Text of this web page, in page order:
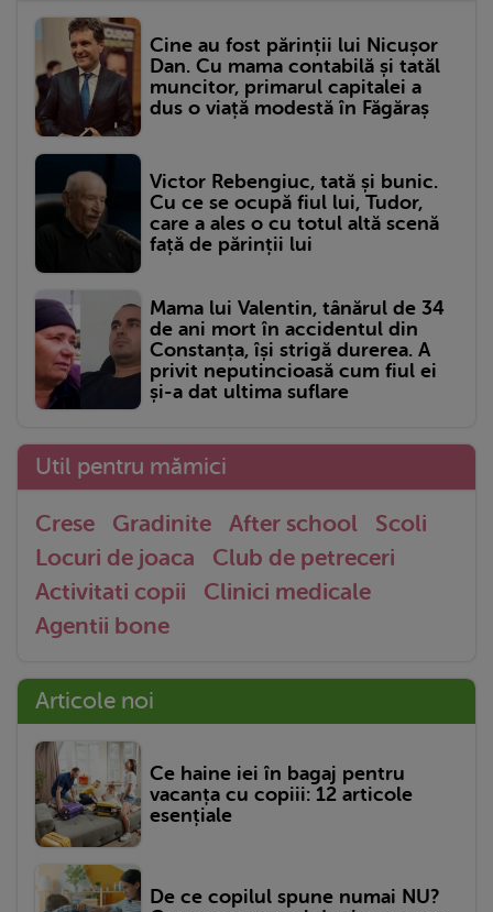
Cine au fost părinții lui Nicușor
Dan. Cu mama contabilă și tatăl
muncitor, primarul capitalei a
dus o viață modestă în Făgăraș
Victor Rebengiuc, tată și bunic.
Cu ce se ocupă fiul lui, Tudor,
care a ales o cu totul altă scenă
față de părinții lui
Mama lui Valentin, tânărul de 34
de ani mort în accidentul din
Constanța, își strigă durerea. A
privit neputincioasă cum fiul ei
și-a dat ultima suflare
Util pentru mămici
Crese Gradinite After school
Scoli
Locuri de joaca
Club de petreceri
Activitati copii
Clinici medicale
Agentii bone
Articole noi
Ce haine iei în bagaj pentru
vacanța cu copiii: 12 articole
esențiale
De ce copilul spune numai NU?